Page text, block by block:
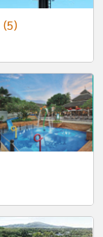
(5)